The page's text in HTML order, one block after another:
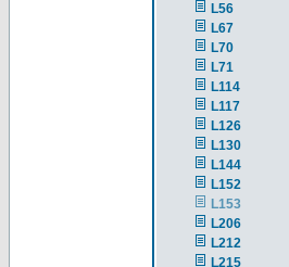
L56
L67
L70
L71
L114
L117
L126
L130
L144
L152
L153
L206
L212
L215